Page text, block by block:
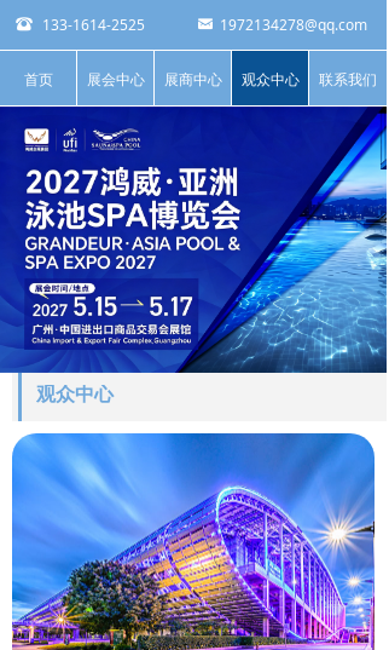
뀰 낂 1972134278@qq.com
133-1614-2525
首页 展会中心 展商中心 观众中心 联系我们
观众中心